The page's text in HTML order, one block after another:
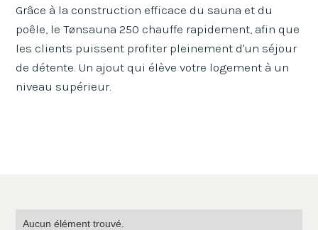
Grâce à la construction efficace du sauna et du
poêle, le Tønsauna 250 chauffe rapidement, afin que
les clients puissent profiter pleinement d'un séjour
de détente. Un ajout qui élève votre logement à un
niveau supérieur.
Aucun élément trouvé.